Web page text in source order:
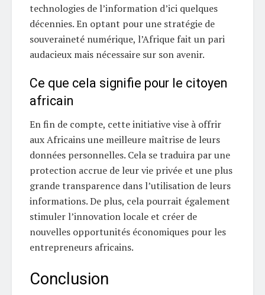
technologies de l’information d’ici quelques
décennies. En optant pour une stratégie de
souveraineté numérique, l’Afrique fait un pari
audacieux mais nécessaire sur son avenir.
Ce que cela signifie pour le citoyen
africain
En fin de compte, cette initiative vise à offrir
aux Africains une meilleure maîtrise de leurs
données personnelles. Cela se traduira par une
protection accrue de leur vie privée et une plus
grande transparence dans l’utilisation de leurs
informations. De plus, cela pourrait également
stimuler l’innovation locale et créer de
nouvelles opportunités économiques pour les
entrepreneurs africains.
Conclusion